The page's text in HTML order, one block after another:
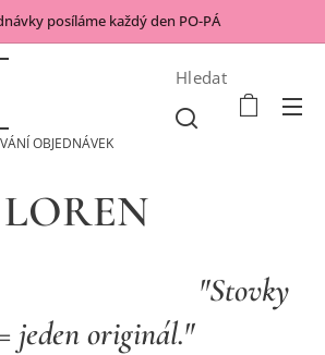
posíláme každý den PO-PÁ
OBJEDNÁVEK
Hledat
LOREN
jeden originál."